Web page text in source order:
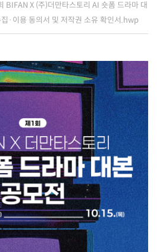
X (주)더만타스토리 AI 숏폼 드라마 대
·이용 동의서 및 저작권 소유 확인서.hwp